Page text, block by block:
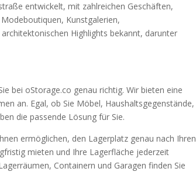
entwickelt, mit zahlreichen Geschäften,
Kunstgalerien,
Highlights bekannt, darunter
bei oStorage.co genau richtig. Wir bieten eine
an. Egal, ob Sie Möbel, Haushaltsgegenstände,
die passende Lösung für Sie.
ermöglichen, den Lagerplatz genau nach Ihren
mieten und Ihre Lagerfläche jederzeit
Containern und Garagen finden Sie